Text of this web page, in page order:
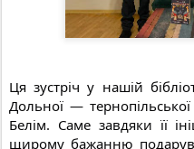
Ця зустріч у нашій
Дольної —
Белім. Саме завдяки її
щирому бажанню